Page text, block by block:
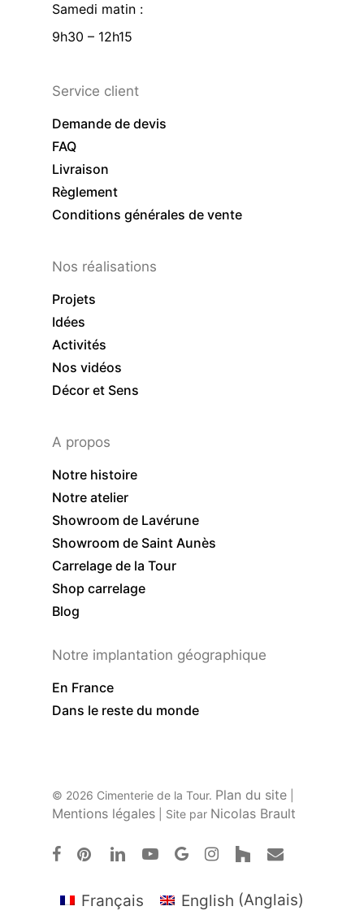
Samedi matin :
9h30 – 12h15
Service client
Demande de devis
FAQ
Livraison
Règlement
Conditions générales de vente
Nos réalisations
Projets
Idées
Activités
Nos vidéos
Décor et Sens
A propos
Notre histoire
Notre atelier
Showroom de Lavérune
Showroom de Saint Aunès
Carrelage de la Tour
Shop carrelage
Blog
Notre implantation géographique
En France
Dans le reste du monde
© 2026 Cimenterie de la Tour. Plan du site
Mentions légales | Site par Nicolas Brault
facebookpinterestlinkedinyoutubegoogle-instagramhouzzemail
Français English (Anglais)